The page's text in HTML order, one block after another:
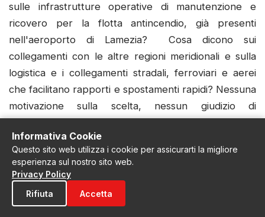
sulle infrastrutture operative di manutenzione e
ricovero per la flotta antincendio, già presenti
nell'aeroporto di Lamezia? Cosa dicono sui
collegamenti con le altre regioni meridionali e sulla
logistica e i collegamenti stradali, ferroviari e aerei
che facilitano rapporti e spostamenti rapidi? Nessuna
motivazione sulla scelta, nessun giudizio di
della sede lametina. Di converso, resta evidente che
lo spostamento compromette la sicurezza e le
capacità operative antincendio del Sud, aumenta i
costi e i rischi del servizio, penalizza Lamezia e il suo
territorio. È una decisione di brutta politica e
Informativa Cookie
Questo sito web utilizza i cookie per assicurarti la migliore
esperienza sul nostro sito web.
Privacy Policy
Rifiuta
Accetta